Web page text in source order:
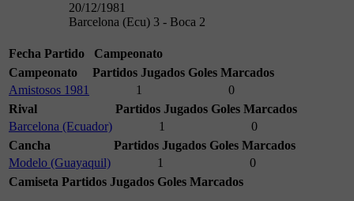
20/12/1981
Barcelona (Ecu) 3 - Boca 2
Fecha Partido
Campeonato
Campeonato
Partidos Jugados Goles Marcados
Amistosos 1981
1
0
Rival
Partidos Jugados Goles Marcados
Barcelona (Ecuador)
1
0
Cancha
Partidos Jugados Goles Marcados
Modelo (Guayaquil)
1
0
Camiseta Partidos Jugados Goles Marcados